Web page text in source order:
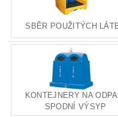
SBĚR POUŽITÝCH
KONTEJNERY NA
SPODNÍ VÝSYP